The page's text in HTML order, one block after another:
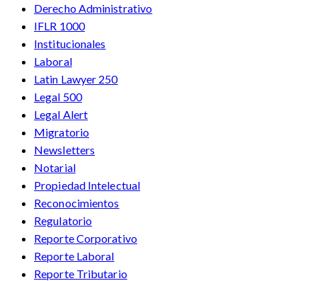
Derecho Administrativo
IFLR 1000
Institucionales
Laboral
Latin Lawyer 250
Legal 500
Legal Alert
Migratorio
Newsletters
Notarial
Propiedad Intelectual
Reconocimientos
Regulatorio
Reporte Corporativo
Reporte Laboral
Reporte Tributario